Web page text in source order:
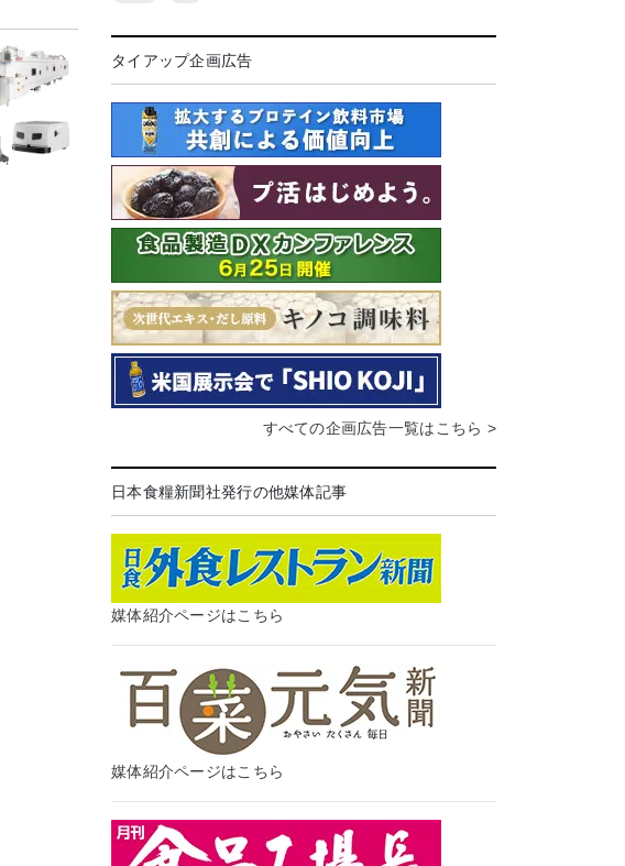
タイアップ企画広告
すべての企画広告一覧はこちら >
日本食糧新聞社発行の他媒体記事
媒体紹介ページはこちら
媒体紹介ページはこちら